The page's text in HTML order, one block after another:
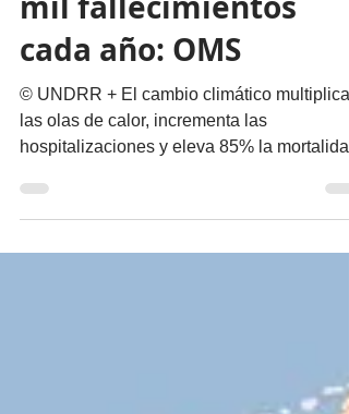
mil fallecimientos
cada año: OMS
© UNDRR + El cambio climático multiplica
las olas de calor, incrementa las
una emergencia sanitaria mundial. Dejó de
(OMS) advierte que las olas de calor son la